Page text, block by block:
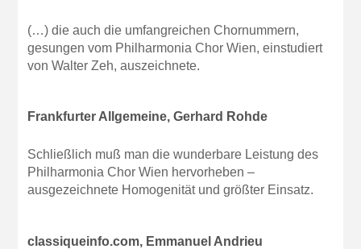
(…) die auch die umfangreichen Chornummern,
gesungen vom Philharmonia Chor Wien, einstudiert
von Walter Zeh, auszeichnete.
Frankfurter Allgemeine, Gerhard Rohde
Schließlich muß man die wunderbare Leistung des
Philharmonia Chor Wien hervorheben –
ausgezeichnete Homogenität und größter Einsatz.
classiqueinfo.com, Emmanuel Andrieu